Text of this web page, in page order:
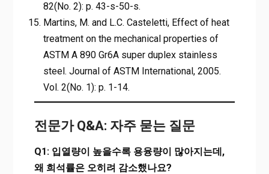
82(No. 2): p. 43-s-50-s.
Martins, M. and L.C. Casteletti, Effect of heat
treatment on the mechanical properties of
ASTM A 890 Gr6A super duplex stainless
steel. Journal of ASTM International, 2005.
Vol. 2(No. 1): p. 1-14.
전문가 Q&A: 자주 묻는 질문
Q1: 입열량이 높을수록 용융량이 많아지는데,
왜 희석률은 오히려 감소했나요?